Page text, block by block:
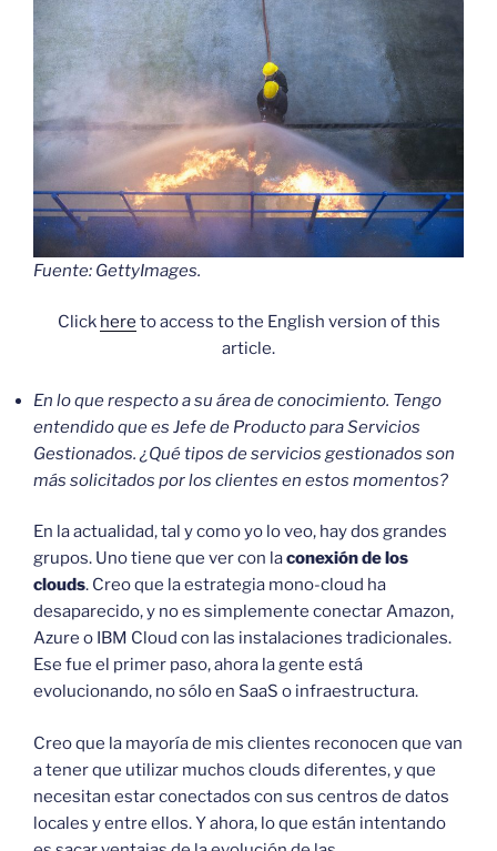
Fuente: GettyImages.
Click here to access to the English version of this
article.
En lo que respecto a su área de conocimiento. Tengo
entendido que es Jefe de Producto para Servicios
Gestionados. ¿Qué tipos de servicios gestionados son
más solicitados por los clientes en estos momentos?
En la actualidad, tal y como yo lo veo, hay dos grandes
grupos. Uno tiene que ver con laconexión de los
clouds. Creo que la estrategia mono-cloud ha
desaparecido, y no es simplemente conectar Amazon,
Azure o IBM Cloud con las instalaciones tradicionales.
Ese fue el primer paso, ahora la gente está
evolucionando, no sólo en SaaS o infraestructura.
Creo que la mayoría de mis clientes reconocen que van
a tener que utilizar muchos clouds diferentes, y que
necesitan estar conectados con sus centros de datos
locales y entre ellos. Y ahora, lo que están intentando